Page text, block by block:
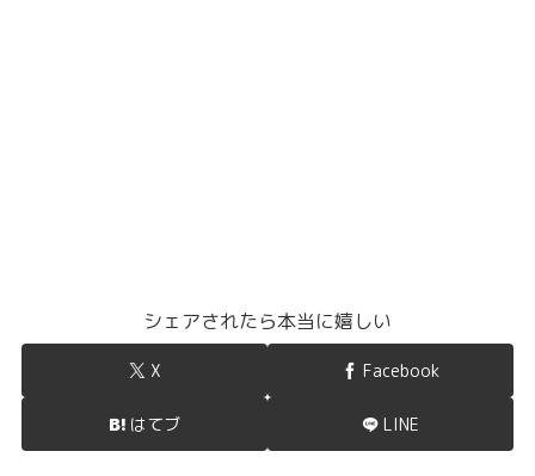
シェアされたら本当に嬉しい
X Facebook
はてブ LINE